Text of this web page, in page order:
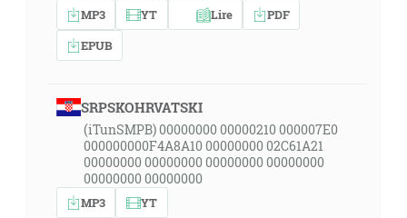
MP3 YT Lire
PDF
EPUB
SRPSKOHRVATSKI
(iTunSMPB) 00000000 00000210 000007E0
000000000F4A8A10 00000000 02C61A21
00000000 00000000 00000000 00000000
00000000 00000000
MP3 YT